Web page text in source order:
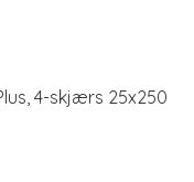
4-skjærs 25x250